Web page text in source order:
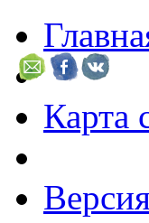
Карта